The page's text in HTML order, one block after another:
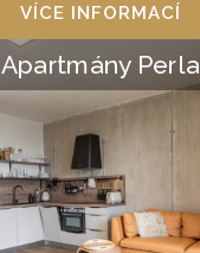
VÍCE INFORMACÍ
Apartmány Perla